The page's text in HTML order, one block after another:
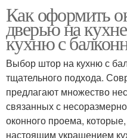
Как оформить
дверью на
кухню с
Выбор штор на кухню с
тщательного подхода.
предлагают множество
связанных с
оконного проема,
настоящим украшением